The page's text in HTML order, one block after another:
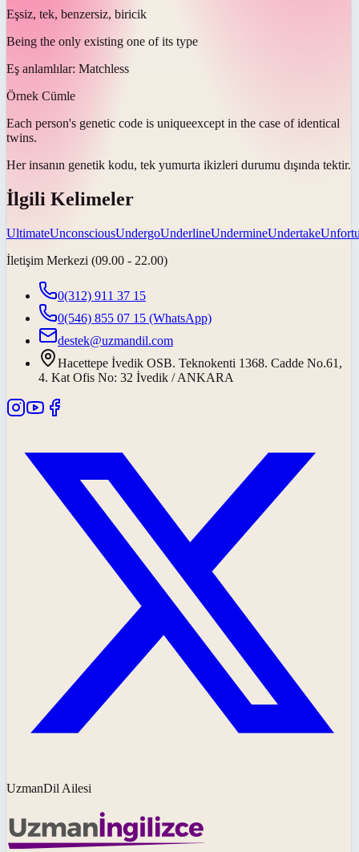
Eşsiz, tek, benzersiz, biricik
Being the only existing one of its type
Eş anlamlılar: Matchless
Örnek Cümle
Each person's genetic code is uniqueexcept in the case of identical
twins.
Her insanın genetik kodu, tek yumurta ikizleri durumu dışında tektir.
İlgili Kelimeler
UltimateUnconsciousUndergoUnderlineUndermineUndertake
İletişim Merkezi (09.00 - 22.00)
0(312) 911 37 15
0(546) 855 07 15 (WhatsApp)
destek@uzmandil.com
Hacettepe İvedik OSB. Teknokenti 1368. Cadde No.61,
4. Kat Ofis No: 32 İvedik / ANKARA
UzmanDil Ailesi